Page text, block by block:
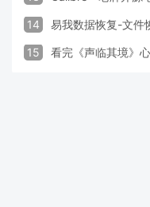
14 易我数据恢复-文件
15 看完《声临其境》